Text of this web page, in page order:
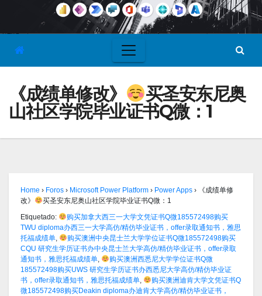
《成绩单修改》
买圣安东尼奥
山社区学院毕业证书Q微：1
Home › Foros › Microsoft Power Platform › Power Apps ›
《成绩单修
改》
买圣安东尼奥山社区学院毕业证书Q微：1
Etiquetado:
购买加拿大西三一大学文凭证书Q微185572498购买
TWU diploma办西三一大学高仿/精仿毕业证书，offer录取通知书，雅思
托福成绩单,
购买澳洲中央昆士兰大学学位证书Q微185572498购买
CQU 研究生学历证书办中央昆士兰大学高仿/精仿毕业证书，offer录取
通知书，雅思托福成绩单,
购买澳洲西悉尼大学学位证书Q微
185572498购买UWS 研究生学历证书办西悉尼大学高仿/精仿毕业证
书，offer录取通知书，雅思托福成绩单,
购买澳洲迪肯大学文凭证书Q
微185572498购买Deakin diploma办迪肯大学高仿/精仿毕业证书，